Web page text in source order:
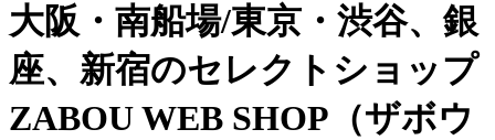
大阪・南船場/東京・渋谷、銀
座、新宿のセレクトショップ
ZABOU WEB SHOP（ザボウ